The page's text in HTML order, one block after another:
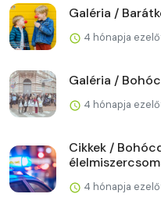
Galéria /
4 hónapja
Galéria /
4 hónapja
Cikkek /
4 hónapja